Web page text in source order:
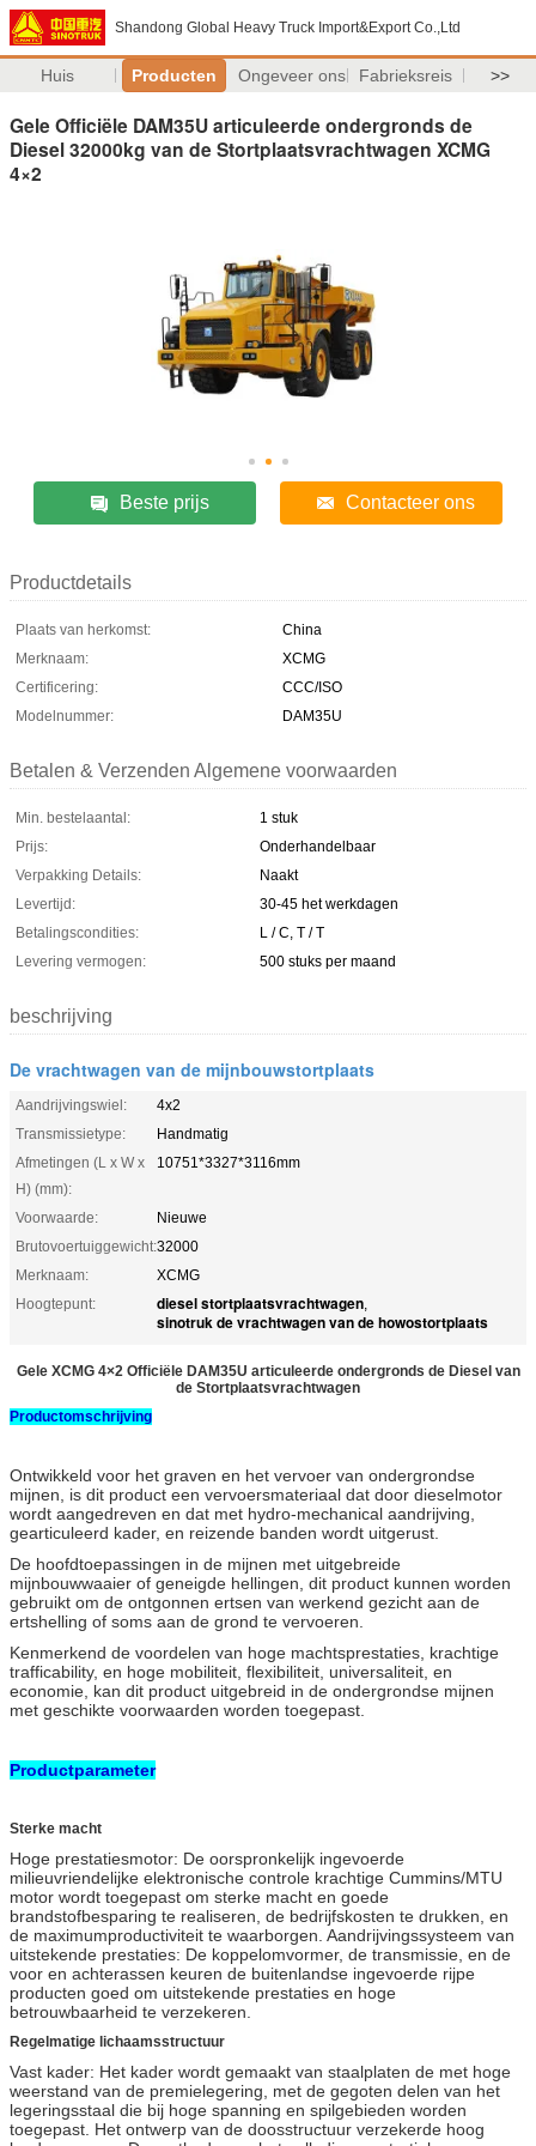
Shandong Global Heavy Truck Import&Export Co.,Ltd
Huis Producten Ongeveer ons Fabrieksreis >>
Gele Officiële DAM35U articuleerde ondergronds de
Diesel 32000kg van de Stortplaatsvrachtwagen XCMG
4×2
Beste prijs Contacteer ons
Productdetails
Plaats van herkomst:
China
Merknaam:
XCMG
Certificering:
CCC/ISO
Modelnummer:
DAM35U
Betalen & Verzenden Algemene voorwaarden
Min. bestelaantal:
1 stuk
Prijs:
Onderhandelbaar
Verpakking Details:
Naakt
Levertijd:
30-45 het werkdagen
Betalingscondities:
L / C, T / T
Levering vermogen:
500 stuks per maand
beschrijving
De vrachtwagen van de mijnbouwstortplaats
Aandrijvingswiel:
4x2
Transmissietype:
Handmatig
Afmetingen (L x W x
H) (mm):
10751*3327*3116mm
Voorwaarde:
Nieuwe
Brutovoertuiggewicht:32000
Merknaam:
XCMG
Hoogtepunt:
diesel stortplaatsvrachtwagen,
sinotruk de vrachtwagen van de howostortplaats
Gele XCMG 4×2 Officiële DAM35U articuleerde ondergronds de Diesel van
de Stortplaatsvrachtwagen
Productomschrijving
Ontwikkeld voor het graven en het vervoer van ondergrondse
mijnen, is dit product een vervoersmateriaal dat door dieselmotor
wordt aangedreven en dat met hydro-mechanical aandrijving,
gearticuleerd kader, en reizende banden wordt uitgerust.
De hoofdtoepassingen in de mijnen met uitgebreide
mijnbouwwaaier of geneigde hellingen, dit product kunnen worden
gebruikt om de ontgonnen ertsen van werkend gezicht aan de
ertshelling of soms aan de grond te vervoeren.
Kenmerkend de voordelen van hoge machtsprestaties, krachtige
trafficability, en hoge mobiliteit, flexibiliteit, universaliteit, en
economie, kan dit product uitgebreid in de ondergrondse mijnen
met geschikte voorwaarden worden toegepast.
Productparameter
Sterke macht
Hoge prestatiesmotor: De oorspronkelijk ingevoerde
milieuvriendelijke elektronische controle krachtige Cummins/MTU
motor wordt toegepast om sterke macht en goede
brandstofbesparing te realiseren, de bedrijfskosten te drukken, en
de maximumproductiviteit te waarborgen. Aandrijvingssysteem van
uitstekende prestaties: De koppelomvormer, de transmissie, en de
voor en achterassen keuren de buitenlandse ingevoerde rijpe
producten goed om uitstekende prestaties en hoge
betrouwbaarheid te verzekeren.
Regelmatige lichaamsstructuur
Vast kader: Het kader wordt gemaakt van staalplaten de met hoge
weerstand van de premielegering, met de gegoten delen van het
legeringsstaal die bij hoge spanning en spilgebieden worden
toegepast. Het ontwerp van de doosstructuur verzekerde hoog